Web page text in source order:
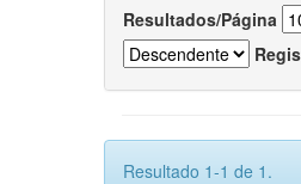
Resultados/Página
Resultado 1-1 de 1.